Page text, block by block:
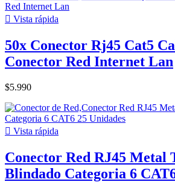
 Vista rápida
50x Conector Rj45 Cat5
Conector Red Internet Lan
$5.990
 Vista rápida
Conector Red RJ45 Metal
Blindado Categoria 6